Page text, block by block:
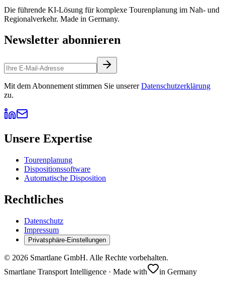
Die führende KI-Lösung für komplexe Tourenplanung im Nah- und
Regionalverkehr. Made in Germany.
Newsletter abonnieren
Mit dem Abonnement stimmen Sie unserer Datenschutzerklärung
zu.
Unsere Expertise
Tourenplanung
Dispositionssoftware
Automatische Disposition
Rechtliches
Datenschutz
Impressum
Privatsphäre-Einstellungen
© 2026 Smartlane GmbH. Alle Rechte vorbehalten.
Smartlane Transport Intelligence · Made with
in Germany